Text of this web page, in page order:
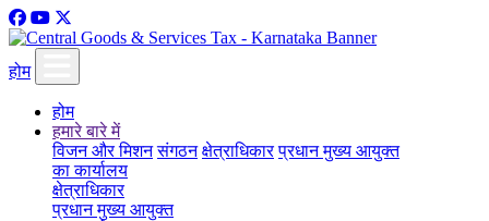
होम
होम
हमारे बारे में
विजन और मिशन संगठन क्षेत्राधिकार प्रधान मुख्य आयुक्त
का कार्यालय
क्षेत्राधिकार
प्रधान मुख्य आयुक्त